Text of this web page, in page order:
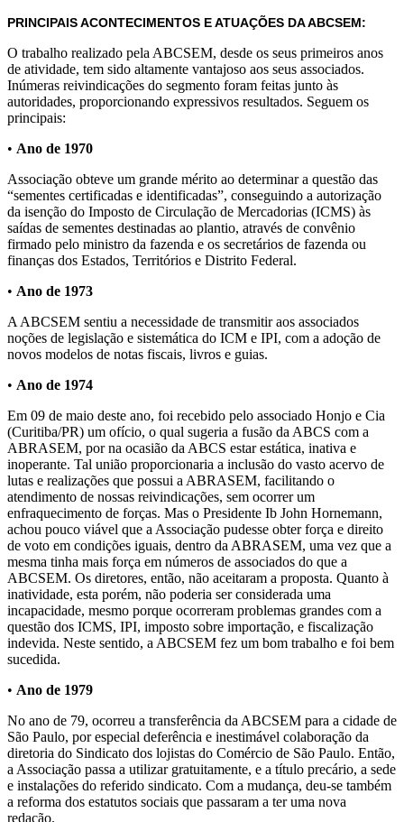
PRINCIPAIS ACONTECIMENTOS E ATUAÇÕES DA ABCSEM:
O trabalho realizado pela ABCSEM, desde os seus primeiros anos
de atividade, tem sido altamente vantajoso aos seus associados.
Inúmeras reivindicações do segmento foram feitas junto às
autoridades, proporcionando expressivos resultados. Seguem os
principais:
• Ano de 1970
Associação obteve um grande mérito ao determinar a questão das
“sementes certificadas e identificadas”, conseguindo a autorização
da isenção do Imposto de Circulação de Mercadorias (ICMS) às
saídas de sementes destinadas ao plantio, através de convênio
firmado pelo ministro da fazenda e os secretários de fazenda ou
finanças dos Estados, Territórios e Distrito Federal.
• Ano de 1973
A ABCSEM sentiu a necessidade de transmitir aos associados
noções de legislação e sistemática do ICM e IPI, com a adoção de
novos modelos de notas fiscais, livros e guias.
• Ano de 1974
Em 09 de maio deste ano, foi recebido pelo associado Honjo e Cia
(Curitiba/PR) um ofício, o qual sugeria a fusão da ABCS com a
ABRASEM, por na ocasião da ABCS estar estática, inativa e
inoperante. Tal união proporcionaria a inclusão do vasto acervo de
lutas e realizações que possui a ABRASEM, facilitando o
atendimento de nossas reivindicações, sem ocorrer um
enfraquecimento de forças. Mas o Presidente Ib John Hornemann,
achou pouco viável que a Associação pudesse obter força e direito
de voto em condições iguais, dentro da ABRASEM, uma vez que a
mesma tinha mais força em números de associados do que a
ABCSEM. Os diretores, então, não aceitaram a proposta. Quanto à
inatividade, esta porém, não poderia ser considerada uma
incapacidade, mesmo porque ocorreram problemas grandes com a
questão dos ICMS, IPI, imposto sobre importação, e fiscalização
indevida. Neste sentido, a ABCSEM fez um bom trabalho e foi bem
sucedida.
• Ano de 1979
No ano de 79, ocorreu a transferência da ABCSEM para a cidade de
São Paulo, por especial deferência e inestimável colaboração da
diretoria do Sindicato dos lojistas do Comércio de São Paulo. Então,
a Associação passa a utilizar gratuitamente, e a título precário, a sede
e instalações do referido sindicato. Com a mudança, deu-se também
a reforma dos estatutos sociais que passaram a ter uma nova
redação.